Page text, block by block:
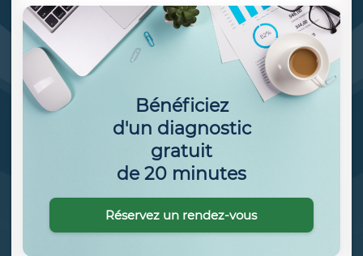
Bénéficiez
d'un diagnostic
gratuit
de 20 minutes
Réservez un rendez-vous